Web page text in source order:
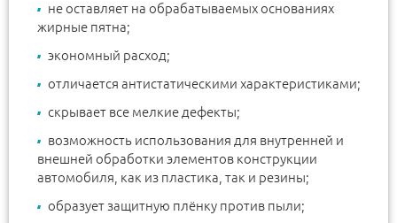
не оставляет на обрабатываемых основаниях
жирные пятна;
экономный расход;
отличается антистатическими характеристиками;
скрывает все мелкие дефекты;
возможность использования для внутренней и
внешней обработки элементов конструкции
автомобиля, как из пластика, так и резины;
образует защитную плёнку против пыли;